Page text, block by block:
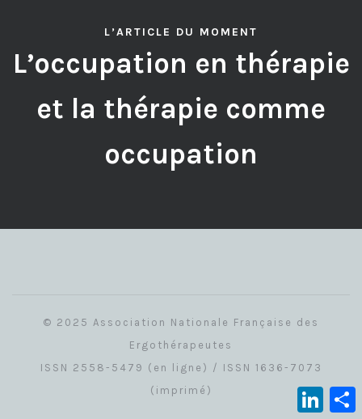
L’ARTICLE DU MOMENT
L’occupation en thérapie
et la thérapie comme
occupation
© 2025 Association Nationale Française des
Ergothérapeutes
ISSN 2558-5479 (en ligne) / ISSN 1636-7073
(imprimé)